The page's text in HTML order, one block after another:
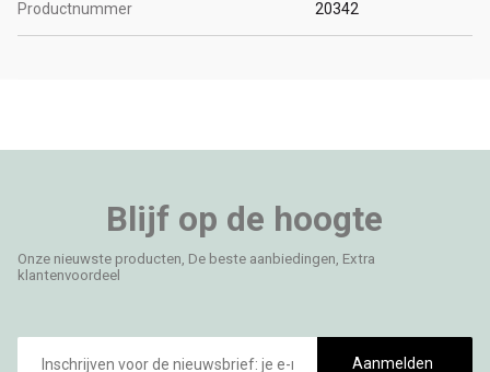
Productnummer 20342
Blijf op de hoogte
Onze nieuwste producten, De beste aanbiedingen, Extra
klantenvoordeel
mailadres
Aanmelden